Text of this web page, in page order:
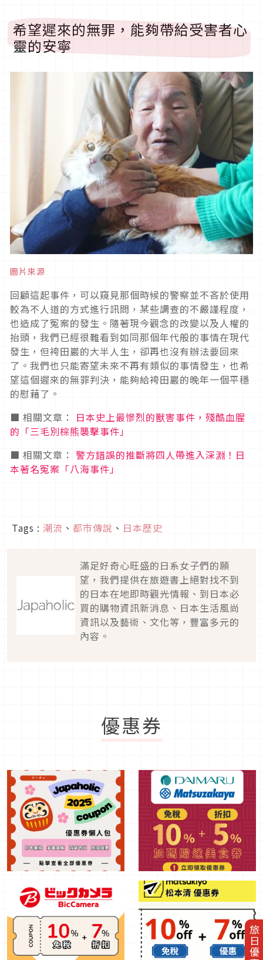
希望遲來的無罪，能夠帶給受害者心
靈的安寧
圖片來源
回顧這起事件，可以窺見那個時候的警察並不吝於使用
較為不人道的方式進行訊問，某些調查的不嚴謹程度，
也造成了冤案的發生。隨著現今觀念的改變以及人權的
抬頭，我們已經很難看到如同那個年代般的事情在現代
發生，但袴田巖的大半人生，卻再也沒有辦法要回來
了。我們也只能寄望未來不再有類似的事情發生，也希
望這個遲來的無罪判決，能夠給袴田巖的晚年一個平穩
的慰藉了。
■ 相關文章： 日本史上最慘烈的獸害事件，殘酷血腥
的「三毛別棕熊襲擊事件」
■ 相關文章： 警方錯誤的推斷將四人帶進入深淵！日
本著名冤案「八海事件」
Tags : 潮流 、 都市傳說 、 日本歷史
滿足好奇心旺盛的日系女子們的願
望，我們提供在旅遊書上絕對找不到
的日本在地即時觀光情報、到日本必
買的購物資訊新消息、日本生活風尚
資訊以及藝術、文化等，豐富多元的
內容。
優惠券